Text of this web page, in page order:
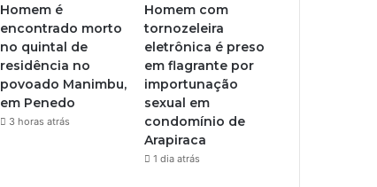
Homem é
encontrado morto
no quintal de
residência no
povoado Manimbu,
em Penedo
3 horas atrás
Homem com
tornozeleira
eletrônica é preso
em flagrante por
importunação
sexual em
condomínio de
Arapiraca
1 dia atrás